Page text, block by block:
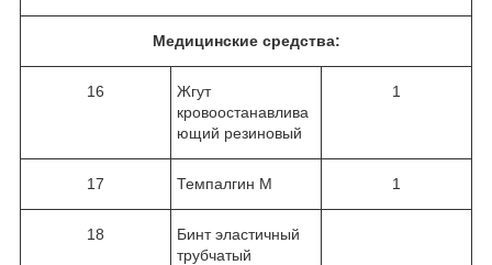
Медицинские средства:
16
Жгут
кровоостанавлива
ющий резиновый
1
17 Темпалгин М 1
18
Бинт эластичный
трубчатый